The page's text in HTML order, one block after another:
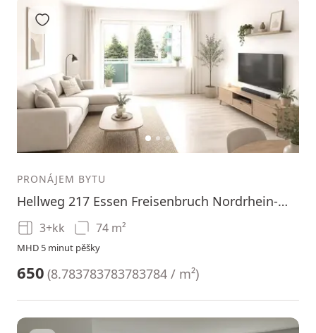
12 3
Přidat do oblíbených
PRONÁJEM BYTU
Hellweg 217 Essen Freisenbruch Nordrhein-Westfalen 45279
3+kk 74 m²
MHD 5 minut pěšky
650 (8.783783783783784 / m²)